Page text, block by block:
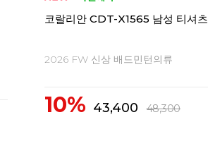
코랄리안 CDT-X1565 남성 티셔츠
2026 FW 신상 배드민턴의류
10% 43,400 48,300